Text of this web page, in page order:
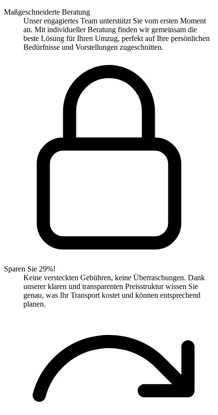
Maßgeschneiderte Beratung
Unser engagiertes Team unterstützt Sie vom ersten Moment
an. Mit individueller Beratung finden wir gemeinsam die
beste Lösung für Ihren Umzug, perfekt auf Ihre persönlichen
Bedürfnisse und Vorstellungen zugeschnitten.
Sparen Sie 29%!
Keine versteckten Gebühren, keine Überraschungen. Dank
unserer klaren und transparenten Preisstruktur wissen Sie
genau, was Ihr Transport kostet und können entsprechend
planen.